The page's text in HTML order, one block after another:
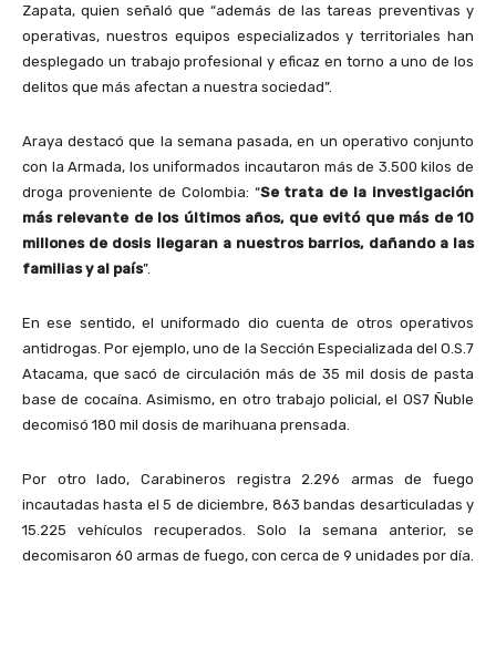
Zapata, quien señaló que “además de las tareas preventivas y
operativas, nuestros equipos especializados y territoriales han
desplegado un trabajo profesional y eficaz en torno a uno de los
delitos que más afectan a nuestra sociedad”.
Araya destacó que la semana pasada, en un operativo conjunto
con la Armada, los uniformados incautaron más de 3.500 kilos de
droga proveniente de Colombia: “Se trata de la investigación
más relevante de los últimos años, que evitó que más de 10
millones de dosis llegaran a nuestros barrios, dañando a las
familias y al país”.
En ese sentido, el uniformado dio cuenta de otros operativos
antidrogas. Por ejemplo, uno de la Sección Especializada del O.S.7
Atacama, que sacó de circulación más de 35 mil dosis de pasta
base de cocaína. Asimismo, en otro trabajo policial, el OS7 Ñuble
decomisó 180 mil dosis de marihuana prensada.
Por otro lado, Carabineros registra 2.296 armas de fuego
incautadas hasta el 5 de diciembre, 863 bandas desarticuladas y
15.225 vehículos recuperados. Solo la semana anterior, se
decomisaron 60 armas de fuego, con cerca de 9 unidades por día.